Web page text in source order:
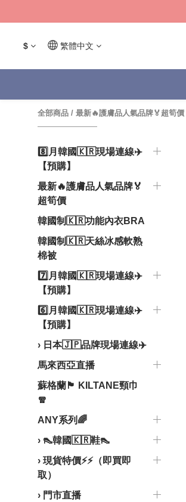
$ 繁體中文
全部商品 / 最新🔥護膚品人氣品牌🏅超筍價
8️⃣月韓國🇰🇷現場連線✈️
【預購】
最新🔥護膚品人氣品牌🏅
超筍價
韓國制🇰🇷功能內衣BRA
韓國制🇰🇷天絲冰感軟熟
棉被
7️⃣月韓國🇰🇷現場連線✈️
【預購】
6️⃣月韓國🇰🇷現場連線✈️
【預購】
› 日本🇯🇵品牌現場連線✈️
馬來西亞直播
蘇格蘭🏴󠁧󠁢󠁳󠁣󠁴󠁿 KILTANE頸巾
🧣
ANY系列🌈
› 👠韓國🇰🇷鞋👠
› 現貨特價⚡️⚡️（即買即
取）
› 門市直播